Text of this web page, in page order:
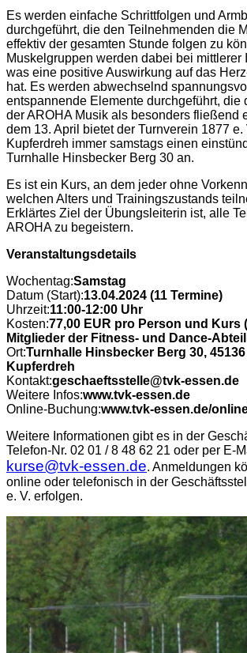
Es werden einfache Schrittfolgen und
durchgeführt, die den Teilnehmenden die
effektiv der gesamten Stunde folgen zu
Muskelgruppen werden dabei bei mittlerer
was eine positive Auswirkung auf das
hat. Es werden abwechselnd
entspannende Elemente durchgeführt, die
der AROHA Musik als besonders fließend
dem 13. April bietet der Turnverein 1877 e.
Kupferdreh immer samstags einen
Turnhalle Hinsbecker Berg 30 an.
Es ist ein Kurs, an dem jeder ohne
welchen Alters und Trainingszustands
Erklärtes Ziel der Übungsleiterin ist, alle
AROHA zu begeistern.
Veranstaltungsdetails
Wochentag:Samstag
Datum (Start):13.04.2024 (11 Termine)
Uhrzeit:11:00-12:00 Uhr
Kosten:77,00 EUR pro Person und Kurs
Mitglieder der Fitness- und Dance-
Ort:Turnhalle Hinsbecker Berg 30,
Kupferdreh
Kontakt:geschaeftsstelle@tvk-essen.de
Weitere Infos:www.tvk-essen.de
Online-Buchung:www.tvk-essen.de/
Weitere Informationen gibt es in der
Telefon-Nr. 02 01 / 8 48 62 21 oder per E-
kurse@tvk-essen.de. Anmeldungen
online oder telefonisch in der
e. V. erfolgen.